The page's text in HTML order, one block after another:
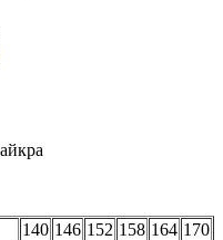
140 146 152 158 164 170